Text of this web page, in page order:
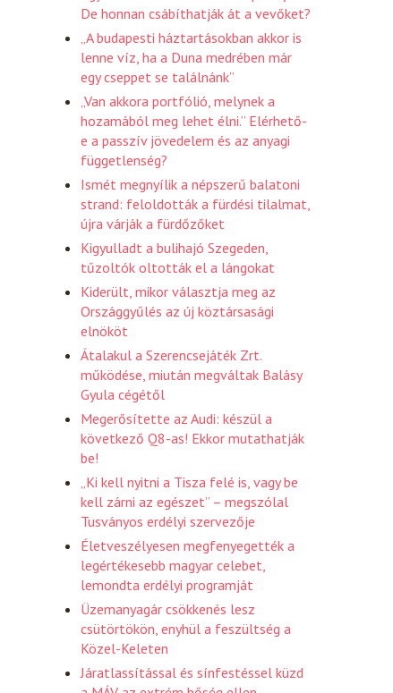
De honnan csábíthatják át a vevőket?
„A budapesti háztartásokban akkor is
lenne víz, ha a Duna medrében már
egy cseppet se találnánk”
„Van akkora portfólió, melynek a
hozamából meg lehet élni.” Elérhető-
e a passzív jövedelem és az anyagi
függetlenség?
Ismét megnyílik a népszerű balatoni
strand: feloldották a fürdési tilalmat,
újra várják a fürdőzőket
Kigyulladt a bulihajó Szegeden,
tűzoltók oltották el a lángokat
Kiderült, mikor választja meg az
Országgyűlés az új köztársasági
elnököt
Átalakul a Szerencsejáték Zrt.
működése, miután megváltak Balásy
Gyula cégétől
Megerősítette az Audi: készül a
következő Q8-as! Ekkor mutathatják
be!
„Ki kell nyitni a Tisza felé is, vagy be
kell zárni az egészet” – megszólal
Tusványos erdélyi szervezője
Életveszélyesen megfenyegették a
legértékesebb magyar celebet,
lemondta erdélyi programját
Üzemanyagár csökkenés lesz
csütörtökön, enyhül a feszültség a
Közel-Keleten
Járatlassítással és sínfestéssel küzd